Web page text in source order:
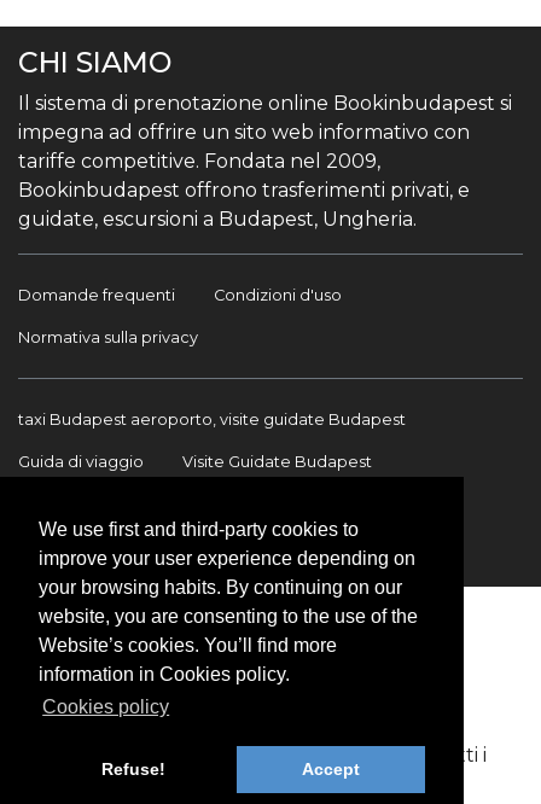
We use first and third-party cookies to
improve your user experience depending on
your browsing habits. By continuing on our
website, you are consenting to the use of the
Website’s cookies. You’ll find more
information in Cookies policy.
Cookies policy
Refuse! Accept
CHI SIAMO
Il sistema di prenotazione online Bookinbudapest si
impegna ad offrire un sito web informativo con
tariffe competitive. Fondata nel 2009,
Bookinbudapest offrono trasferimenti privati, e
guidate, escursioni a Budapest, Ungheria.
Domande frequenti Condizioni d'uso
Normativa sulla privacy
taxi Budapest aeroporto, visite guidate Budapest
Guida di viaggio Visite Guidate Budapest
Contatto
Copyright © 2009-2026 BookinBudapest | Tutti i